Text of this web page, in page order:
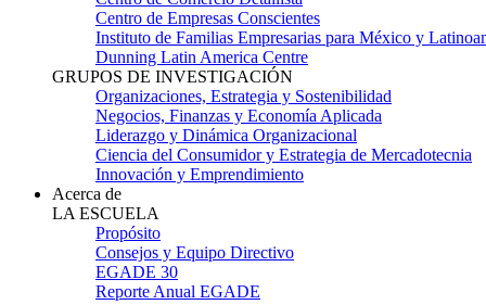
Centro de Empresas Conscientes
Instituto de Familias Empresarias para México y
Dunning Latin America Centre
GRUPOS DE INVESTIGACIÓN
Organizaciones, Estrategia y Sostenibilidad
Negocios, Finanzas y Economía Aplicada
Liderazgo y Dinámica Organizacional
Ciencia del Consumidor y Estrategia de Mercadotecnia
Innovación y Emprendimiento
Acerca de
LA ESCUELA
Propósito
Consejos y Equipo Directivo
EGADE 30
Reporte Anual EGADE